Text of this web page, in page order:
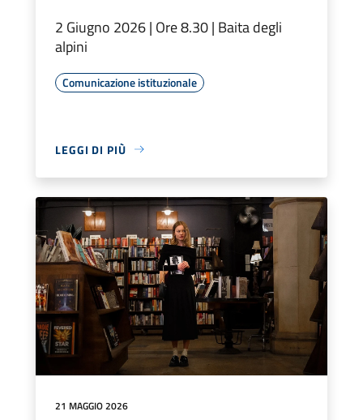
2 Giugno 2026 | Ore 8.30 | Baita degli
alpini
Comunicazione istituzionale
LEGGI DI PIÙ
21 MAGGIO 2026